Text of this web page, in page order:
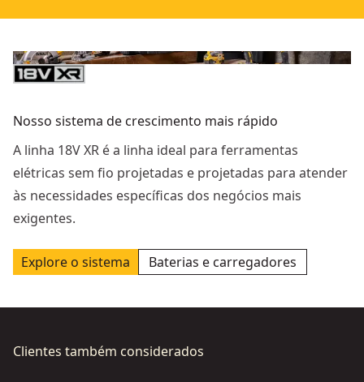
Nosso sistema de crescimento mais rápido
A linha 18V XR é a linha ideal para ferramentas
elétricas sem fio projetadas e projetadas para atender
às necessidades específicas dos negócios mais
exigentes.
Explore o sistema Baterias e carregadores
Clientes também considerados